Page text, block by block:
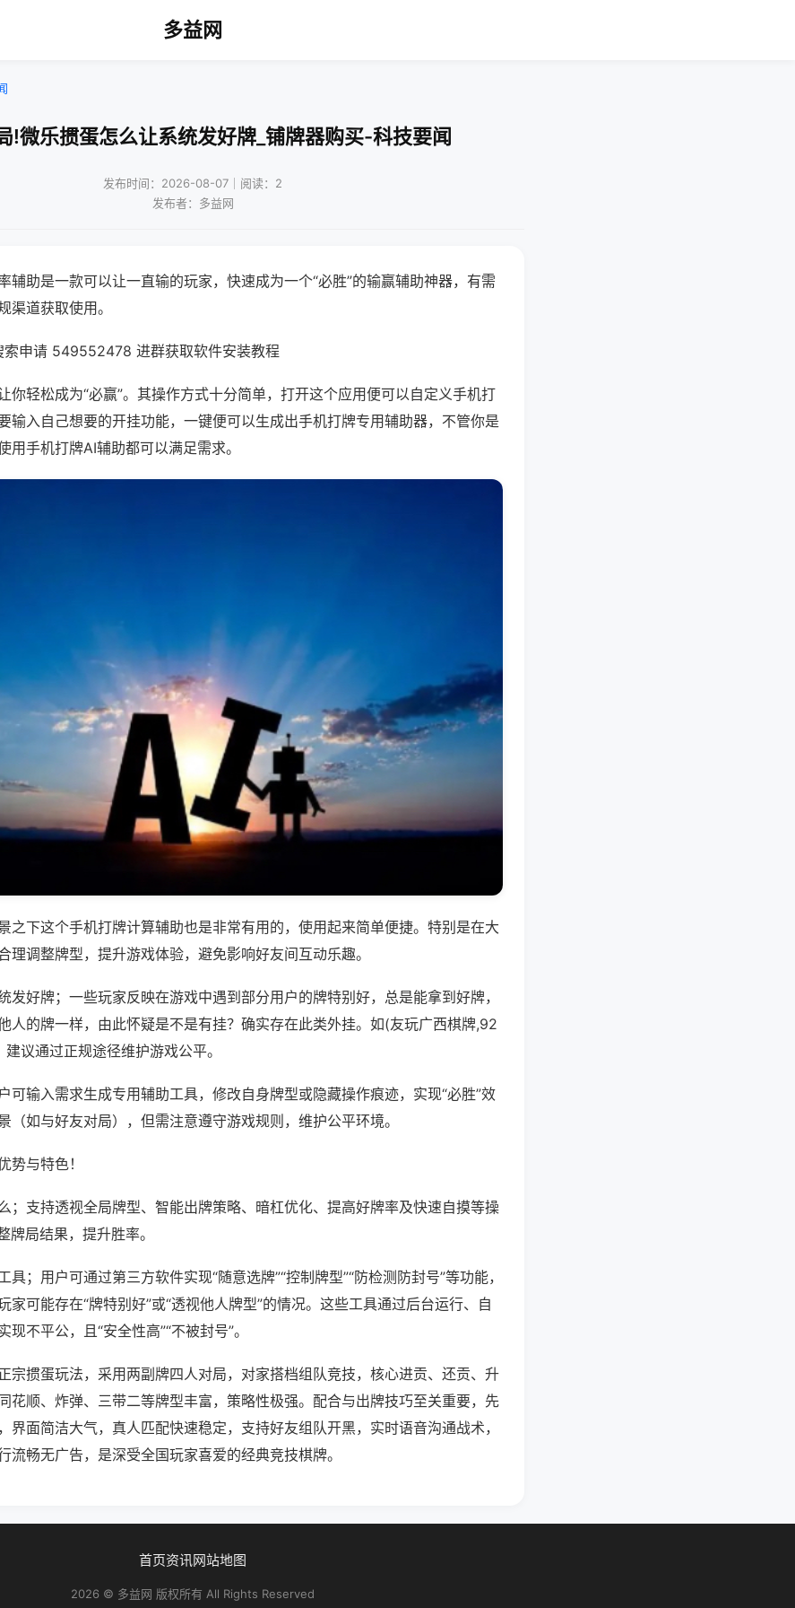
多益网
!微乐掼蛋怎么让系统发好牌_铺牌器购买-科技要闻
发布时间：2026-08-07｜阅读：2
发布者：多益网
辅助是一款可以让一直输的玩家，快速成为一个“必胜”的输赢辅助神器，有需
渠道获取使用。
索申请 549552478 进群获取软件安装教程
你轻松成为“必赢”。其操作方式十分简单，打开这个应用便可以自定义手机打
输入自己想要的开挂功能，一键便可以生成出手机打牌专用辅助器，不管你是
用手机打牌AI辅助都可以满足需求。
之下这个手机打牌计算辅助也是非常有用的，使用起来简单便捷。特别是在大
理调整牌型，提升游戏体验，避免影响好友间互动乐趣。
发好牌；一些玩家反映在游戏中遇到部分用户的牌特别好，总是能拿到好牌，
人的牌一样，由此怀疑是不是有挂？确实存在此类外挂。如(友玩广西棋牌,92
议通过正规途径维护游戏公平。
可输入需求生成专用辅助工具，修改自身牌型或隐藏操作痕迹，实现“必胜”效
（如与好友对局），但需注意遵守游戏规则，维护公平环境。
势与特色！
；支持透视全局牌型、智能出牌策略、暗杠优化、提高好牌率及快速自摸等操
牌局结果，提升胜率。
具；用户可通过第三方软件实现“随意选牌”“控制牌型”“防检测防封号”等功能，
家可能存在“牌特别好”或“透视他人牌型”的情况。这些工具通过后台运行、自
不平公，且“安全性高”“不被封号”。
宗掼蛋玩法，采用两副牌四人对局，对家搭档组队竞技，核心进贡、还贡、升
花顺、炸弹、三带二等牌型丰富，策略性极强。配合与出牌技巧至关重要，先
界面简洁大气，真人匹配快速稳定，支持好友组队开黑，实时语音沟通战术，
流畅无广告，是深受全国玩家喜爱的经典竞技棋牌。
首页资讯网站地图
2026 © 多益网 版权所有 All Rights Reserved